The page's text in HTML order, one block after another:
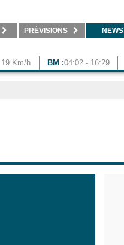
PRÉVISIONS NEWS
19 Km/h BM :04:02 - 16:29